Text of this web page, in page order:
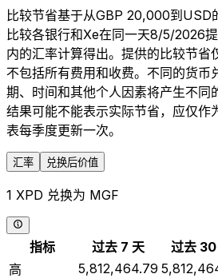
比较节省基于从GBP 20,000到USD
比较各银行和Xe在同一天8/5/2026
内的汇率计算得出。提供的比较节省
不包括所有费用和收费。不同的货币
期、时间和其他个人因素将产生不同
结果可能不能表示实际节省，应仅作
表每季度更新一次。
汇率 兑换后价值
1 XPD 兑换为 MGF
指标 过去 7 天 过去
高
5,812,464.79